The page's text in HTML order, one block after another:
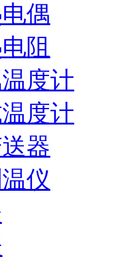
偶
阻
度计
度计
器
仪